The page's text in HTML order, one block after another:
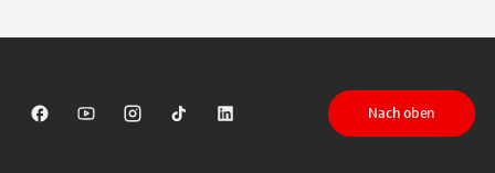
Sparkasse auf Facebook
Sparkasse auf Youtube
Sparkasse auf Instagram
Sparkasse auf TikTok
Sparkasse auf LinkedIn
Nach oben